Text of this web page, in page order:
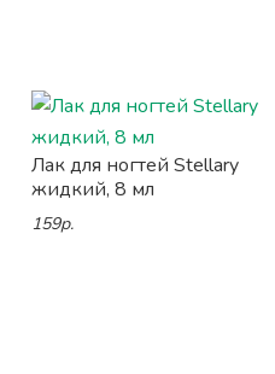
Лак для ногтей Stellary
жидкий, 8 мл
159р.